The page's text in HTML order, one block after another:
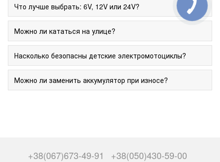
Что лучше выбрать: 6V, 12V или 24V?
Можно ли кататься на улице?
Насколько безопасны детские электромотоциклы?
Можно ли заменить аккумулятор при износе?
+38(067)673-49-91 +38(050)430-59-00